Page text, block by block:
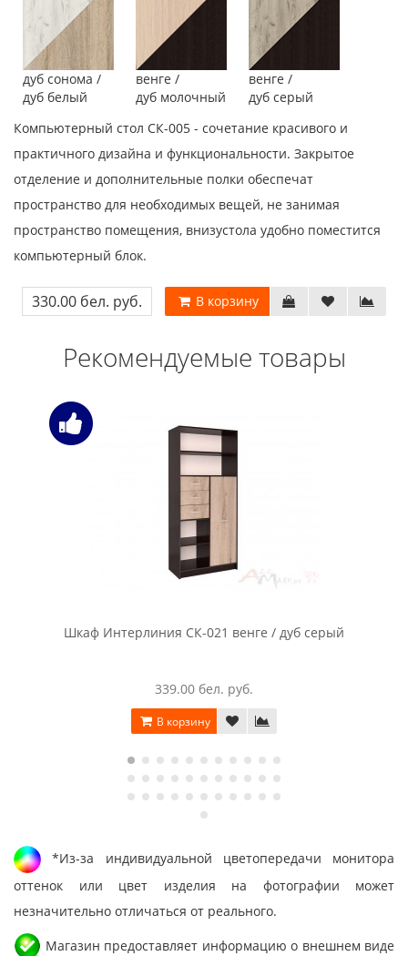
дуб сонома /
дуб белый
венге /
дуб молочный
венге /
дуб серый
Компьютерный стол СК-005 - сочетание красивого и
практичного дизайна и функциональности. Закрытое
отделение и дополнительные полки обеспечат
пространство для необходимых вещей, не занимая
пространство помещения, внизустола удобно поместится
компьютерный блок.
330.00 бел. руб. В корзину
Рекомендуемые товары
Шкаф Интерлиния СК-021 венге / дуб серый
339.00 бел. руб.
В корзину
*Из-за индивидуальной цветопередачи монитора
оттенок или цвет изделия на фотографии может
незначительно отличаться от реального.
Магазин предоставляет информацию о внешнем виде